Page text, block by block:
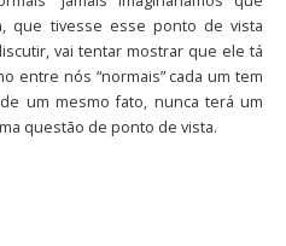
que tivesse esse ponto de vista
vai tentar mostrar que ele tá
entre nós “normais” cada um tem
um mesmo fato, nunca terá um
questão de ponto de vista.